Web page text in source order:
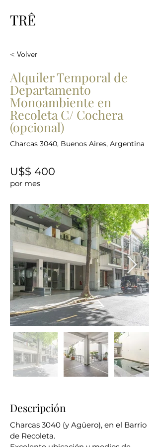
TRÊ
< Volver
Alquiler Temporal de
Departamento
Monoambiente en
Recoleta C/ Cochera
(opcional)
Charcas 3040, Buenos Aires, Argentina
U$$ 400
por mes
Descripción
Charcas 3040 (y Agüero), en el Barrio
de Recoleta.